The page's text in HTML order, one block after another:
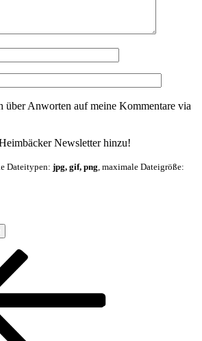
über Anworten auf meine Kommentare via
Newsletter hinzu!
Dateitypen: jpg, gif, png , maximale Dateigröße: